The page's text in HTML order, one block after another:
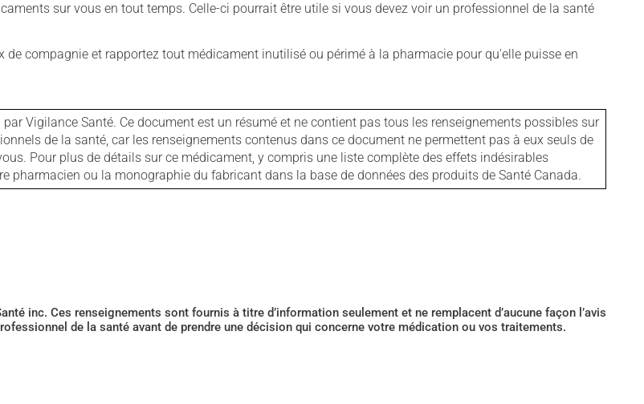
sur vous en tout temps. Celle-ci pourrait être utile si vous devez voir un professionnel de la santé
compagnie et rapportez tout médicament inutilisé ou périmé à la pharmacie pour qu'elle puisse en
Vigilance Santé. Ce document est un résumé et ne contient pas tous les renseignements possibles sur
de la santé, car les renseignements contenus dans ce document ne permettent pas à eux seuls de
Pour plus de détails sur ce médicament, y compris une liste complète des effets indésirables
pharmacien ou la monographie du fabricant dans la base de données des produits de Santé Canada.
inc. Ces renseignements sont fournis à titre d’information seulement et ne remplacent d’aucune façon l’avis
de la santé avant de prendre une décision qui concerne votre médication ou vos traitements.